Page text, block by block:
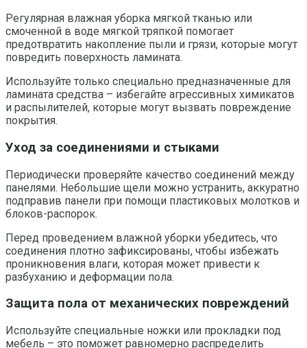
Регулярная влажная уборка мягкой тканью или
смоченной в воде мягкой тряпкой помогает
предотвратить накопление пыли и грязи, которые могут
повредить поверхность ламината.
Используйте только специально предназначенные для
ламината средства – избегайте агрессивных химикатов
и распылителей, которые могут вызвать повреждение
покрытия.
Уход за соединениями и стыками
Периодически проверяйте качество соединений между
панелями. Небольшие щели можно устранить, аккуратно
подправив панели при помощи пластиковых молотков и
блоков-распорок.
Перед проведением влажной уборки убедитесь, что
соединения плотно зафиксированы, чтобы избежать
проникновения влаги, которая может привести к
разбуханию и деформации пола.
Защита пола от механических повреждений
Используйте специальные ножки или прокладки под
мебель – это поможет равномерно распределить